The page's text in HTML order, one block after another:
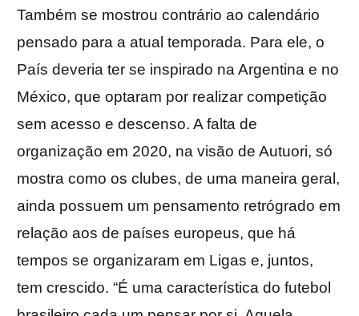
Também se mostrou contrário ao calendário
pensado para a atual temporada. Para ele, o
País deveria ter se inspirado na Argentina e no
México, que optaram por realizar competição
sem acesso e descenso. A falta de
organização em 2020, na visão de Autuori, só
mostra como os clubes, de uma maneira geral,
ainda possuem um pensamento retrógrado em
relação aos de países europeus, que há
tempos se organizaram em Ligas e, juntos,
tem crescido. “É uma característica do futebol